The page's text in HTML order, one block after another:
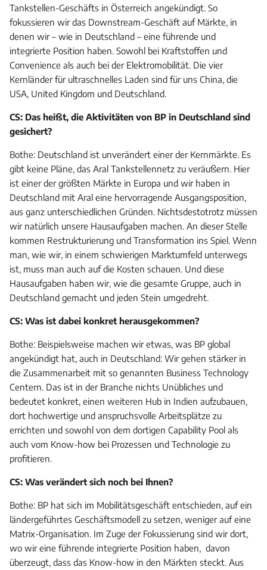
Tankstellen-Geschäfts in Österreich angekündigt. So
fokussieren wir das Downstream-Geschäft auf Märkte, in
denen wir – wie in Deutschland – eine führende und
integrierte Position haben. Sowohl bei Kraftstoffen und
Convenience als auch bei der Elektromobilität. Die vier
Kernländer für ultraschnelles Laden sind für uns China, die
USA, United Kingdom und Deutschland.
CS: Das heißt, die Aktivitäten von BP in Deutschland sind
gesichert?
Bothe: Deutschland ist unverändert einer der Kernmärkte. Es
gibt keine Pläne, das Aral Tankstellennetz zu veräußern. Hier
ist einer der größten Märkte in Europa und wir haben in
Deutschland mit Aral eine hervorragende Ausgangsposition,
aus ganz unterschiedlichen Gründen. Nichtsdestotrotz müssen
wir natürlich unsere Hausaufgaben machen. An dieser Stelle
kommen Restrukturierung und Transformation ins Spiel. Wenn
man, wie wir, in einem schwierigen Marktumfeld unterwegs
ist, muss man auch auf die Kosten schauen. Und diese
Hausaufgaben haben wir, wie die gesamte Gruppe, auch in
Deutschland gemacht und jeden Stein umgedreht.
CS: Was ist dabei konkret herausgekommen?
Bothe: Beispielsweise machen wir etwas, was BP global
angekündigt hat, auch in Deutschland: Wir gehen stärker in
die Zusammenarbeit mit so genannten Business Technology
Centern. Das ist in der Branche nichts Unübliches und
bedeutet konkret, einen weiteren Hub in Indien aufzubauen,
dort hochwertige und anspruchsvolle Arbeitsplätze zu
errichten und sowohl von dem dortigen Capability Pool als
auch vom Know-how bei Prozessen und Technologie zu
profitieren.
CS: Was verändert sich noch bei Ihnen?
Bothe: BP hat sich im Mobilitätsgeschäft entschieden, auf ein
ländergeführtes Geschäftsmodell zu setzen, weniger auf eine
Matrix-Organisation. Im Zuge der Fokussierung sind wir dort,
wo wir eine führende integrierte Position haben, davon
überzeugt, dass das Know-how in den Märkten steckt. Aus